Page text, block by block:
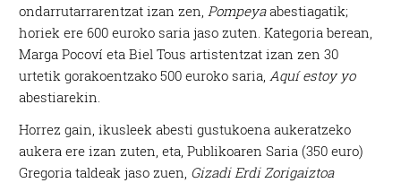
ondarrutarrarentzat izan zen,Pompeyaabestiagatik;
horiek ere 600 euroko saria jaso zuten. Kategoria berean,
Marga Pocoví eta Biel Tous artistentzat izan zen 30
urtetik gorakoentzako 500 euroko saria, Aquí estoy yo
abestiarekin.
Horrez gain, ikusleek abesti gustukoena aukeratzeko
aukera ere izan zuten, eta, Publikoaren Saria (350 euro)
Gregoria taldeak jaso zuen, Gizadi Erdi Zorigaiztoa